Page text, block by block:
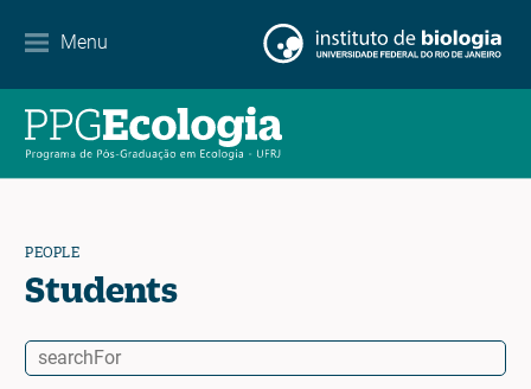
Menu
Contact
PEOPLE
Students